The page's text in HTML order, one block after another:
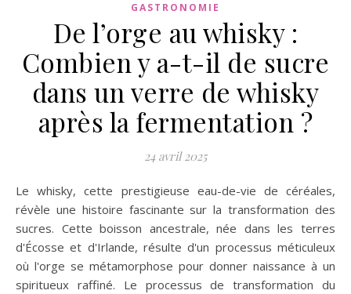
GASTRONOMIE
De l’orge au whisky :
Combien y a-t-il de sucre
dans un verre de whisky
après la fermentation ?
24 avril 2025
Le whisky, cette prestigieuse eau-de-vie de céréales,
révèle une histoire fascinante sur la transformation des
sucres. Cette boisson ancestrale, née dans les terres
d'Écosse et d'Irlande, résulte d'un processus méticuleux
où l'orge se métamorphose pour donner naissance à un
spiritueux raffiné. Le processus de transformation du